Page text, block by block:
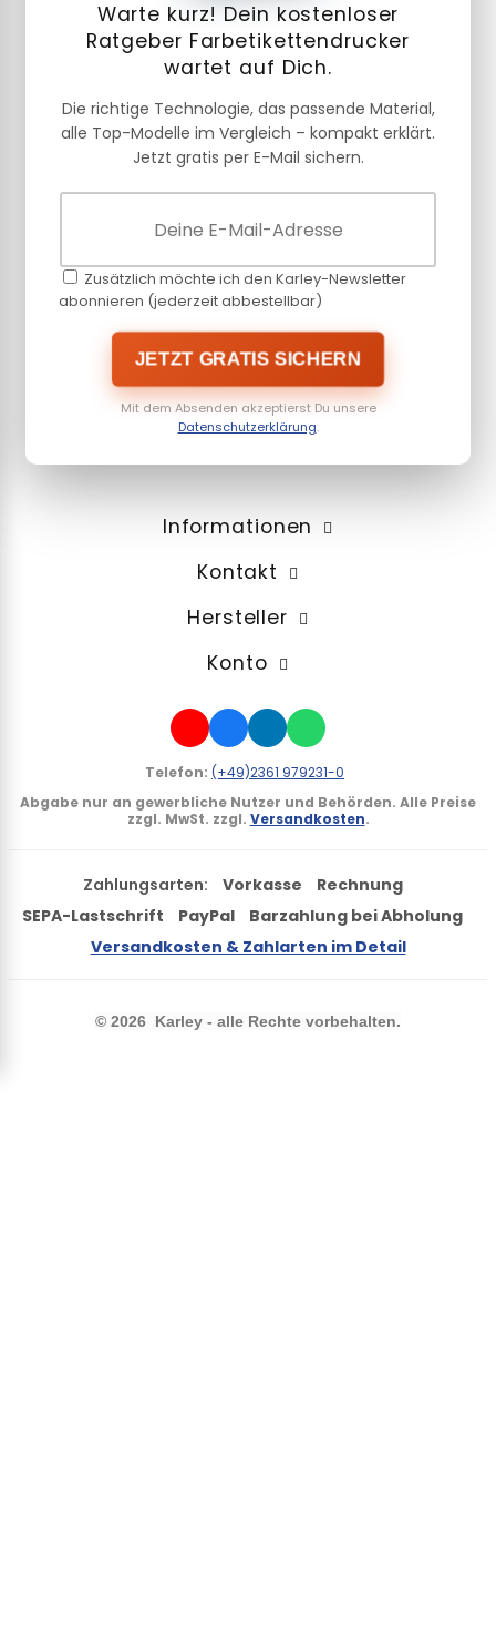
Warte kurz! Dein kostenloser
Ratgeber Farbetikettendrucker
wartet auf Dich.
Die richtige Technologie, das passende Material,
alle Top-Modelle im Vergleich – kompakt erklärt.
Jetzt gratis per E-Mail sichern.
Zusätzlich möchte ich den Karley-Newsletter
abonnieren (jederzeit abbestellbar)
JETZT GRATIS SICHERN
Mit dem Absenden akzeptierst Du unsere
Datenschutzerklärung.
Informationen
Kontakt
Hersteller
Konto
Telefon: (+49)2361 979231-0
Abgabe nur an gewerbliche Nutzer und Behörden. Alle Preise
zzgl. MwSt. zzgl. Versandkosten.
Zahlungsarten: Vorkasse
Rechnung
SEPA-Lastschrift
PayPal
Barzahlung bei Abholung
Versandkosten & Zahlarten im Detail
© 2026 Karley - alle Rechte vorbehalten.